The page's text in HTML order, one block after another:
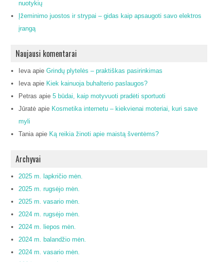
nuotykių
Įžeminimo juostos ir strypai – gidas kaip apsaugoti savo elektros
įrangą
Naujausi komentarai
IevaapieGrindų plytelės – praktiškas pasirinkimas
Ievaapie Kiek kainuoja buhalterio paslaugos?
Petras apie5 būdai, kaip motyvuoti pradėti sportuoti
Jūratė apie Kosmetika internetu – kiekvienai moteriai, kuri save
myli
Taniaapie Ką reikia žinoti apie maistą šventėms?
Archyvai
2025 m. lapkričio mėn.
2025 m. rugsėjo mėn.
2025 m. vasario mėn.
2024 m. rugsėjo mėn.
2024 m. liepos mėn.
2024 m. balandžio mėn.
2024 m. vasario mėn.